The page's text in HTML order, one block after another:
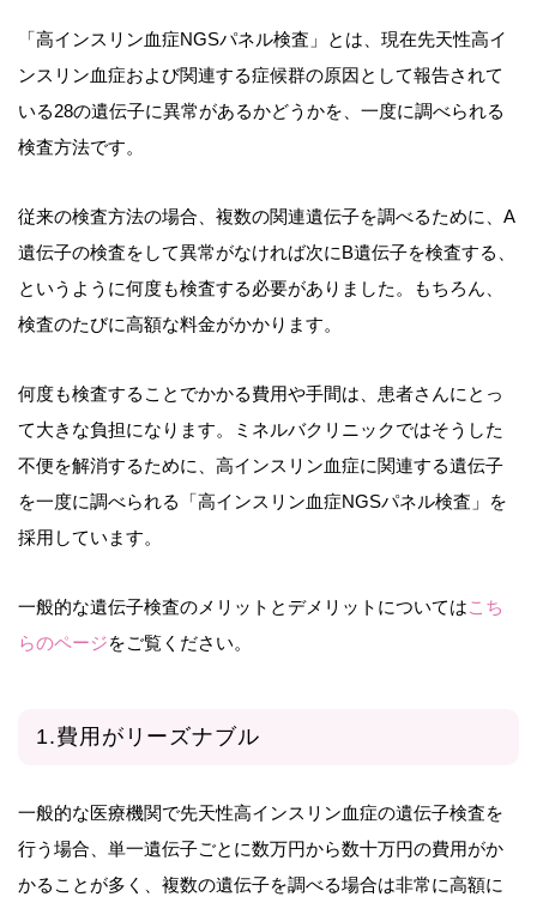
「高インスリン血症NGSパネル検査」とは、現在先天性高イ
ンスリン血症および関連する症候群の原因として報告されて
いる28の遺伝子に異常があるかどうかを、一度に調べられる
検査方法です。
従来の検査方法の場合、複数の関連遺伝子を調べるために、A
遺伝子の検査をして異常がなければ次にB遺伝子を検査する、
というように何度も検査する必要がありました。もちろん、
検査のたびに高額な料金がかかります。
何度も検査することでかかる費用や手間は、患者さんにとっ
て大きな負担になります。ミネルバクリニックではそうした
不便を解消するために、高インスリン血症に関連する遺伝子
を一度に調べられる「高インスリン血症NGSパネル検査」を
採用しています。
一般的な遺伝子検査のメリットとデメリットについてはこち
らのページをご覧ください。
1.費用がリーズナブル
一般的な医療機関で先天性高インスリン血症の遺伝子検査を
行う場合、単一遺伝子ごとに数万円から数十万円の費用がか
かることが多く、複数の遺伝子を調べる場合は非常に高額に